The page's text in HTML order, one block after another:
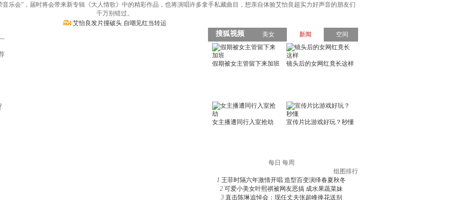
会”，届时将会带来新专辑《大人情歌》中的精彩作品，也将演唱许多拿手私藏曲目，想亲自体验艾怡良超实力好声音的朋友们
千万别错过。
艾怡良发片撞破头 自嘲见红当转运
每日 每周
组图排行
1 王菲时隔六年激情开唱 造型百变演绎春夏秋冬
2 可爱小美女叶熙祺被网友恶搞 成水果蔬菜妹
3 直击陈琳追悼会：现任丈夫张超峰捧花送别